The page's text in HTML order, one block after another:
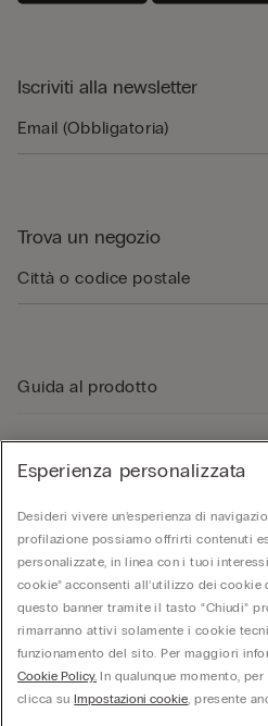
Iscriviti alla newsletter
Trova un negozio
Guida al prodotto
Area Legale
Corporate
© Calzedonia S.p.A | P.iva 02253210237 | Sede
Umberto Primo n. 5/3 | Cod. Fisc. e n.iscr. al Reg.
direzione e coordinamento di Oniverse Holding
Esperienza personalizzata
Desideri vivere un’esperienza di
profilazione possiamo offrirti contenuti
personalizzate, in linea con i tuoi
cookie” acconsenti all’utilizzo dei
questo banner tramite il tasto “Chiudi”
rimarranno attivi solamente i cookie
funzionamento del sito. Per maggiori
Cookie Policy. In qualunque momento,
clicca suImpostazioni cookie, presente